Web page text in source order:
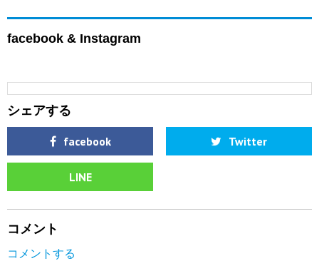
facebook & Instagram
シェアする
facebook Twitter
LINE
コメント
コメントする